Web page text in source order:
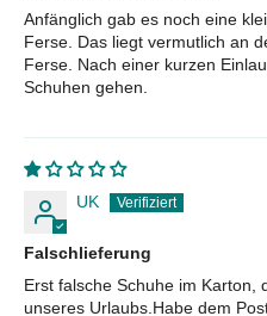
Anfänglich gab es noch eine
Ferse. Das liegt vermutlich an
Ferse. Nach einer kurzen
Schuhen gehen.
UK
Falschlieferung
Erst falsche Schuhe im Karton,
unseres Urlaubs.Habe dem